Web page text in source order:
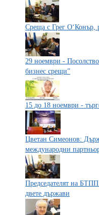
Среща с Грег О‘Конър,
29 ноември -
бизнес срещи”
15 до 18 ноември -
Цветан Симеонов:
международни
Председателят на
двете държави